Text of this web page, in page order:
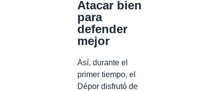
Atacar bien
para
defender
mejor
Así, durante el
primer tiempo, el
Dépor disfrutó de